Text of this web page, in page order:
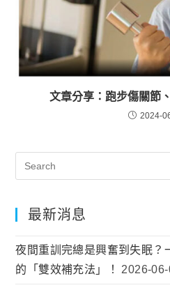
文章分享：跑步傷關
2024-
最新消息
夜間重訓完總是興奮到失眠？
的「雙效補充法」！
2026-06-